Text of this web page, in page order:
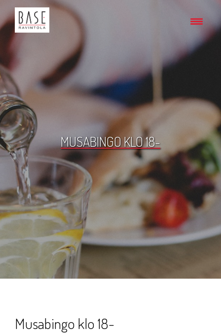
MUSABINGO KLO 18-
Musabingo klo 18-